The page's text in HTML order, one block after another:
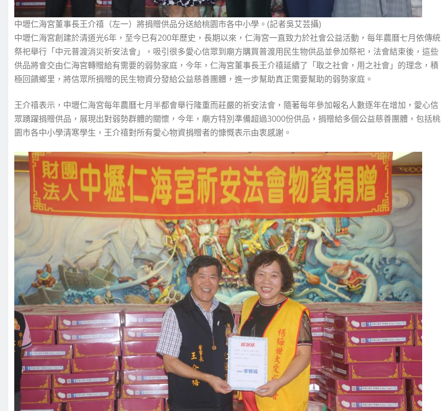
中壢仁海宮董事長王介禧（左一）將捐贈供品分送給桃園市各中小學。(記者吳艾芸攝)
中壢仁海宮創建於清道光6年，至今已有200年歷史，長期以來，仁海宮一直致力於社會公益活動，每年農曆七月依傳統
祭祀舉行「中元普渡消災祈安法會」，吸引很多愛心信眾到廟方購買普渡用民生物供品並參加祭祀，法會結束後，這些
供品將會交由仁海宮轉贈給有需要的弱勢家庭，今年，仁海宮董事長王介禧延續了「取之社會，用之社會」的理念，積
極回饋鄉里，將信眾所捐贈的民生物資分發給公益慈善團體，進一步幫助真正需要幫助的弱勢家庭。
王介禧表示，中壢仁海宮每年農曆七月半都會舉行隆重而莊嚴的祈安法會，隨著每年參加報名人數逐年在增加，愛心信
眾踴躍捐贈供品，展現出對弱勢群體的關懷，今年，廟方特別準備超過3000份供品，捐贈給多個公益慈善團體，包括桃
園市各中小學清寒學生，王介禧對所有愛心物資捐贈者的慷慨表示由衷感謝。